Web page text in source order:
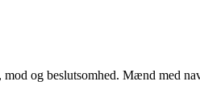
og beslutsomhed. Mænd med